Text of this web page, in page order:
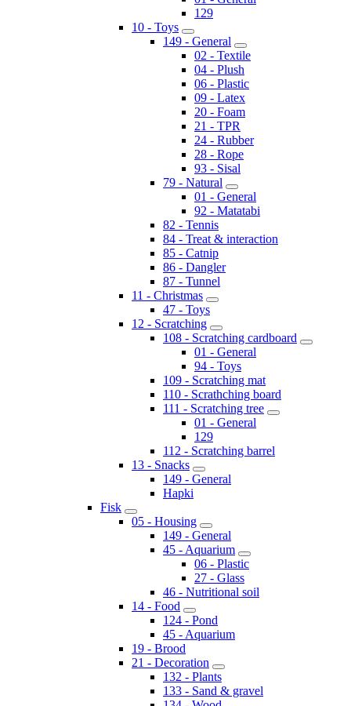
129
10 - Toys
149 - General
02 - Textile
04 - Plush
06 - Plastic
09 - Latex
20 - Foam
21 - TPR
24 - Rubber
28 - Rope
93 - Sisal
79 - Natural
01 - General
92 - Matatabi
82 - Tennis
84 - Treat & interaction
85 - Catnip
86 - Dangler
87 - Tunnel
11 - Christmas
47 - Toys
12 - Scratching
108 - Scratching cardboard
01 - General
94 - Toys
109 - Scratching mat
110 - Scrathching board
111 - Scratching tree
01 - General
129
112 - Scratching barrel
13 - Snacks
149 - General
Hapki
Fisk
05 - Housing
149 - General
45 - Aquarium
06 - Plastic
27 - Glass
46 - Nutritional soil
14 - Food
124 - Pond
45 - Aquarium
19 - Brood
21 - Decoration
132 - Plants
133 - Sand & gravel